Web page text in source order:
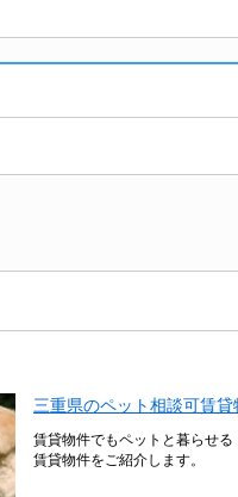
三重県のペット相談可賃貸
賃貸物件でもペットと暮らせ
賃貸物件をご紹介します。